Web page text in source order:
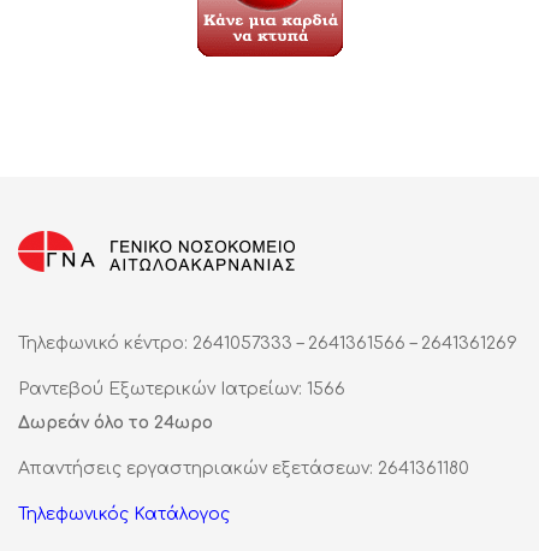
Τηλεφωνικό κέντρο: 2641057333 – 2641361566 – 2641361269
Ραντεβού Εξωτερικών Ιατρείων: 1566
Δωρεάν όλο το 24ωρο
Απαντήσεις εργαστηριακών εξετάσεων: 2641361180
Τηλεφωνικός Κατάλογος